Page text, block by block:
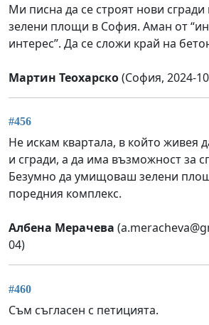
Ми писна да се строят нови
зелени площи в София. Аман от
интерес”. Да се сложи край на
Мартин Теохарско(София, 2024-
#456
Не искам квартала, в който живея
и сгради, а да има възможност за
Безумно да умищоваш зелени
поредния комплекс.
Албена Мерачева (
04)
#460
Съм съгласен с петицията.